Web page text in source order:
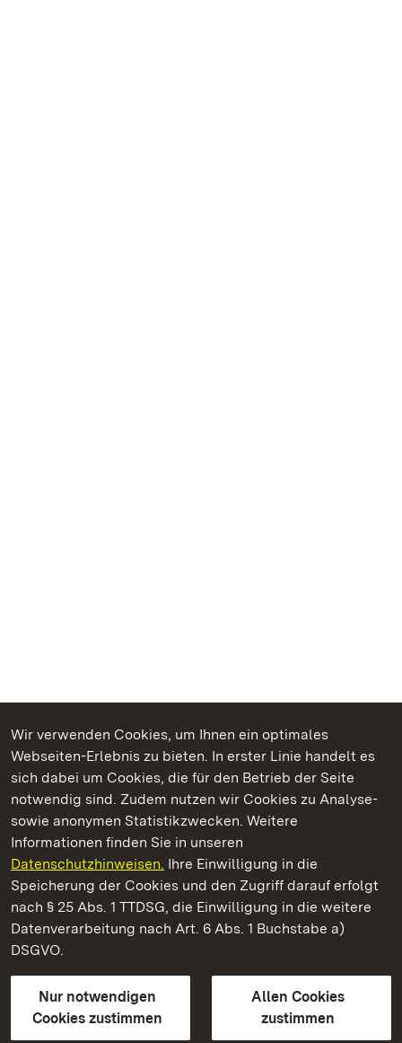
Wir verwenden Cookies, um Ihnen ein optimales
Webseiten-Erlebnis zu bieten. In erster Linie handelt es
sich dabei um Cookies, die für den Betrieb der Seite
notwendig sind. Zudem nutzen wir Cookies zu Analyse-
sowie anonymen Statistikzwecken. Weitere
Informationen finden Sie in unseren
Datenschutzhinweisen. Ihre Einwilligung in die
Speicherung der Cookies und den Zugriff darauf erfolgt
nach § 25 Abs. 1 TTDSG, die Einwilligung in die weitere
Datenverarbeitung nach Art. 6 Abs. 1 Buchstabe a)
DSGVO.
Nur notwendigen
Cookies zustimmen
Allen Cookies
zustimmen
Kommen. Staunen. Genießen.
Staatliche Schlösser und Gärten Baden‑Württemberg
Staatliche Schlösser und Gärten Baden-Württemberg
Kontakt
GebärdenspracheLeichte Sprache
Erklärung zur Barrierefreiheit
BITV-konform (geprüfte Seiten)